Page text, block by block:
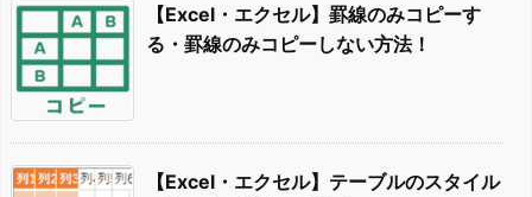
【Excel・エクセル】罫線のみコピーす
る・罫線のみコピーしない方法！
【Excel・エクセル】テーブルのスタイル